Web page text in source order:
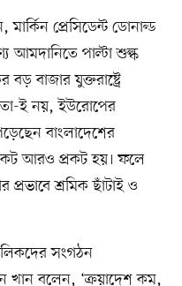
প্রেসিডেন্ট ডোনাল্ড
আমদানিতে পাল্টা শুল্ক
বাজার যুক্তরাষ্ট্রে
তা-ই নয়, ইউরোপের
বাংলাদেশের
আরও প্রকট হয়। ফলে
প্রভাবে শ্রমিক ছাঁটাই ও
সংগঠন
খান বলেন, ‘ক্রয়াদেশ কম,